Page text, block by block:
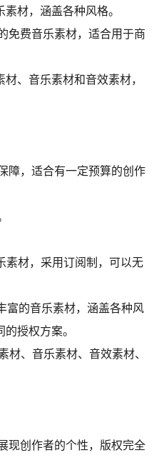
材，涵盖各种风格。
免费音乐素材，适合用于商
、音乐素材和音效素材，
障，适合有一定预算的创作
素材，采用订阅制，可以无
富的音乐素材，涵盖各种风
授权方案。
材、音乐素材、音效素材、
现创作者的个性，版权完全